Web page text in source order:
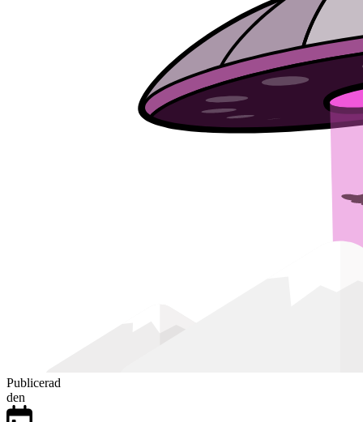
Publicerad
den